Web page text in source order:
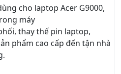
cho laptop Acer G9000,
máy
thay thế pin laptop,
phẩm cao cấp đến tận nhà